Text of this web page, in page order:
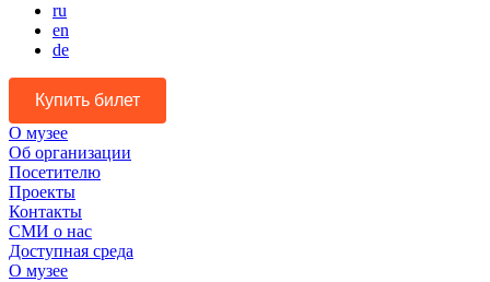
ru
en
de
Купить билет
О музее
Об организации
Посетителю
Проекты
Контакты
СМИ о нас
Доступная среда
О музее